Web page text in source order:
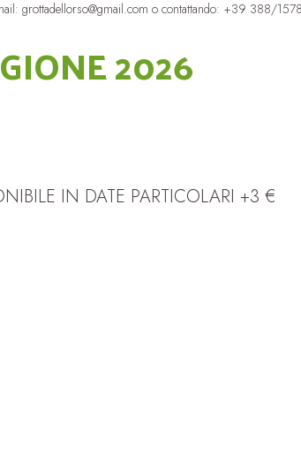
grottadellorso@gmail.com o contattando: +39 388/
2026
IN DATE PARTICOLARI +3 €